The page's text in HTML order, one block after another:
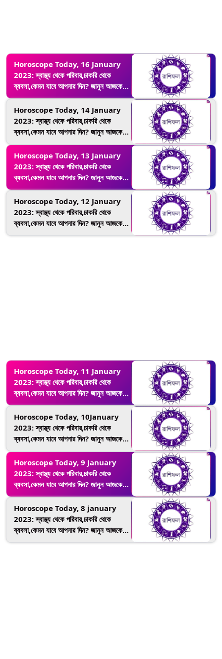
Horoscope Today, 16 January
2023: স্বাস্থ্য থেকে পরিবার,চাকরি থেকে
ব্যবসা,কেমন যাবে আপনার দিন? জানুন আজকের
রাশিফল
Horoscope Today, 14 January
2023: স্বাস্থ্য থেকে পরিবার,চাকরি থেকে
ব্যবসা,কেমন যাবে আপনার দিন? জানুন আজকের
রাশিফল
Horoscope Today, 13 January
2023: স্বাস্থ্য থেকে পরিবার,চাকরি থেকে
ব্যবসা,কেমন যাবে আপনার দিন? জানুন আজকের
রাশিফল
Horoscope Today, 12 January
2023: স্বাস্থ্য থেকে পরিবার,চাকরি থেকে
ব্যবসা,কেমন যাবে আপনার দিন? জানুন আজকের
Horoscope Today, 11 January
2023: স্বাস্থ্য থেকে পরিবার,চাকরি থেকে
ব্যবসা,কেমন যাবে আপনার দিন? জানুন আজকের
রাশিফল
Horoscope Today, 10January
2023: স্বাস্থ্য থেকে পরিবার,চাকরি থেকে
ব্যবসা,কেমন যাবে আপনার দিন? জানুন আজকের
রাশিফল
Horoscope Today, 9 January
2023: স্বাস্থ্য থেকে পরিবার,চাকরি থেকে
ব্যবসা,কেমন যাবে আপনার দিন? জানুন আজকের
রাশিফল
Horoscope Today, 8 january
2023: স্বাস্থ্য থেকে পরিবার,চাকরি থেকে
ব্যবসা,কেমন যাবে আপনার দিন? জানুন আজকের